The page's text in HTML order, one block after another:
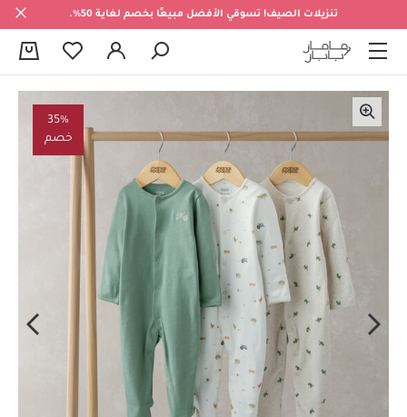
تنزيلات الصيف! تسوقي الأفضل مبيعًا بخصم لغاية 50%.
35%
خصم